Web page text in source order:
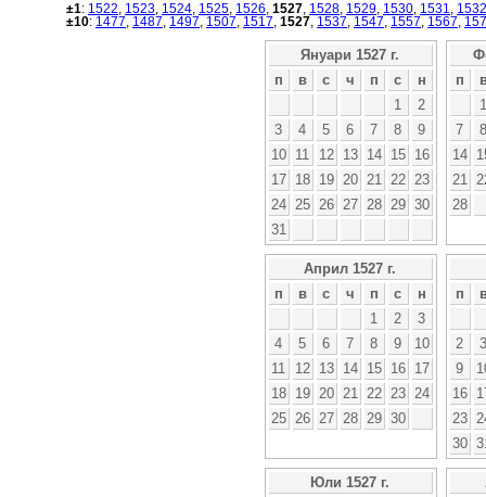
±1: 1522 1523 1524 1525 1526 1527 1528 1529 1530 1531
1532
±10: 1477 1487 1497 1507 1517 1527 1537 1547 1557 1567
Януари 1527 г.
п
в с ч п с
н
1
2
3
4 5 6 7 8
9
10
11 12 13 14 15
16
17
18 19 20 21 22
23
24
25 26 27 28 29 30
31
п
1
7
8
14
21
28
Април 1527 г.
п
в с ч п с
н
1
2
3
4
5 6 7 8 9
10
11
12 13 14 15 16
17
18
19 20 21 22 23
24
25
26 27 28 29 30
п
2
3
9
16
23
30
Юли 1527 г.